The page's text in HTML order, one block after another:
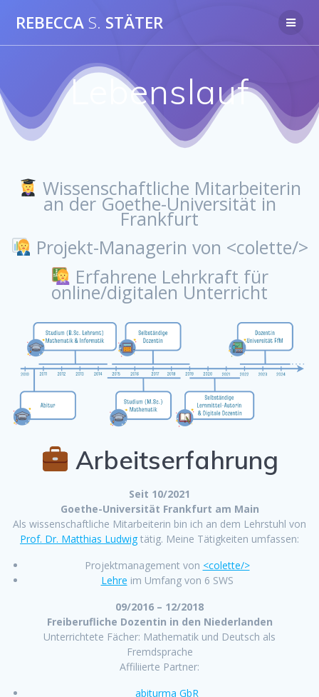
Inhalt
REBECCA S. STÄTER
Lebenslauf
Wissenschaftliche Mitarbeiterin
an der Goethe-Universität in
Frankfurt
Projekt-Managerin von <colette/>
Erfahrene Lehrkraft für
online/digitalen Unterricht
Arbeitserfahrung
Seit 10/2021
Goethe-Universität Frankfurt am Main
Als wissenschaftliche Mitarbeiterin bin ich an dem Lehrstuhl von
Prof. Dr. Matthias Ludwig tätig. Meine Tätigkeiten umfassen:
Projektmanagement von <colette/>
Lehre im Umfang von 6 SWS
09/2016 – 12/2018
Freiberufliche Dozentin in den Niederlanden
Unterrichtete Fächer: Mathematik und Deutsch als
Fremdsprache
Affiliierte Partner:
abiturma GbR